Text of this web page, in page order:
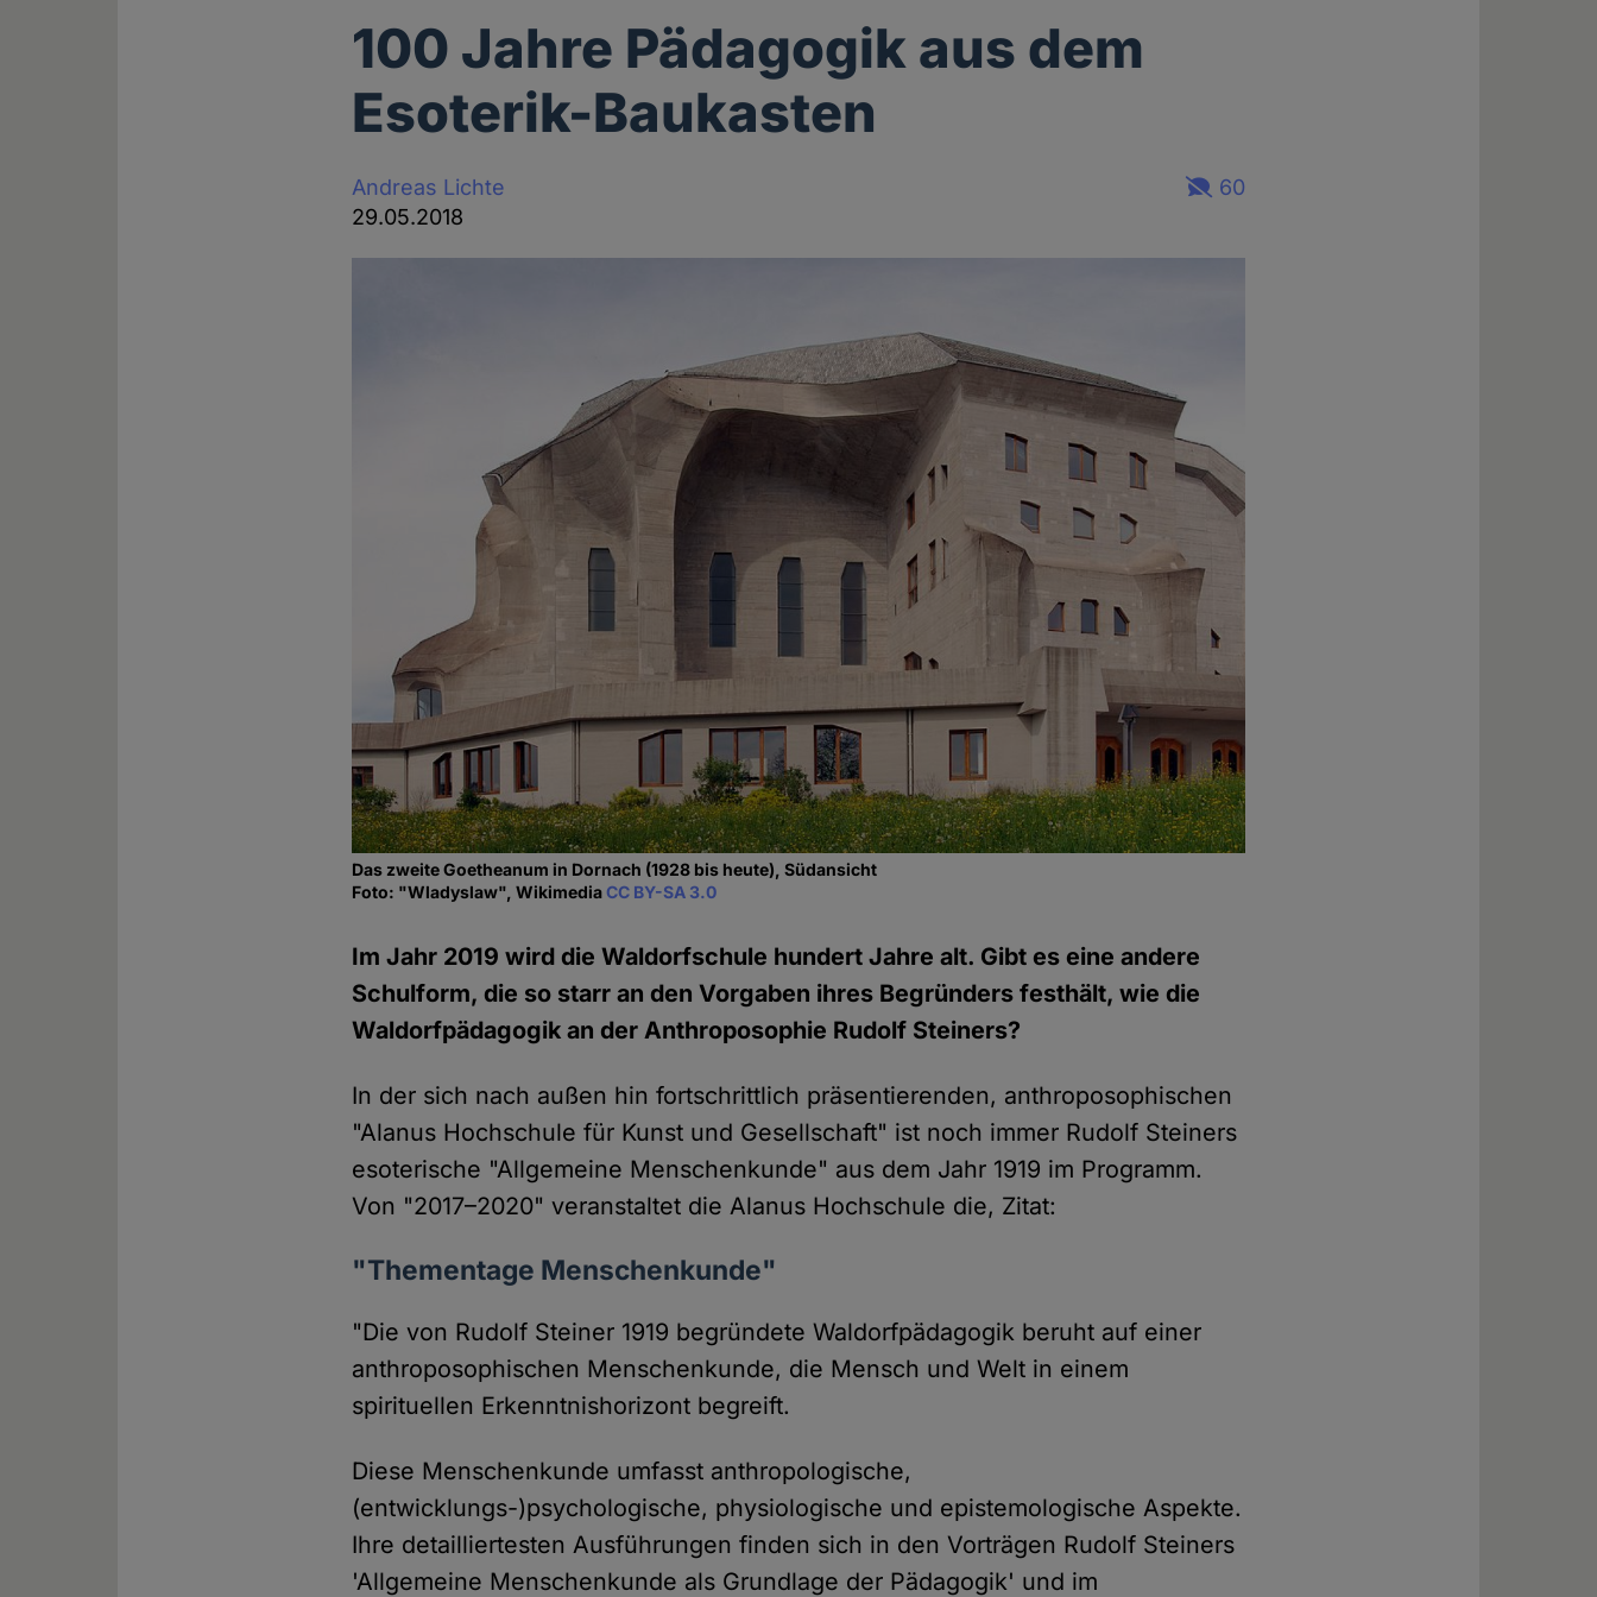
100 Jahre Pädagogik aus dem
Esoterik-Baukasten
Andreas Lichte
29.05.2018
60
Das zweite Goetheanum in Dornach (1928 bis heute), Südansicht
Foto: "Wladyslaw", WikimediaCC BY-SA 3.0
Im Jahr 2019 wird die Waldorfschule hundert Jahre alt. Gibt es eine andere
Schulform, die so starr an den Vorgaben ihres Begründers festhält, wie die
Waldorfpädagogik an der Anthroposophie Rudolf Steiners?
In der sich nach außen hin fortschrittlich präsentierenden, anthroposophischen
"Alanus Hochschule für Kunst und Gesellschaft" ist noch immer Rudolf Steiners
esoterische "Allgemeine Menschenkunde" aus dem Jahr 1919 im Programm.
Von "2017–2020" veranstaltet die Alanus Hochschule die, Zitat:
"Thementage Menschenkunde"
"Die von Rudolf Steiner 1919 begründete Waldorfpädagogik beruht auf einer
anthroposophischen Menschenkunde, die Mensch und Welt in einem
spirituellen Erkenntnishorizont begreift.
Diese Menschenkunde umfasst anthropologische,
(entwicklungs-)psychologische, physiologische und epistemologische Aspekte.
Ihre detailliertesten Ausführungen finden sich in den Vorträgen Rudolf Steiners
'Allgemeine Menschenkunde als Grundlage der Pädagogik' und im